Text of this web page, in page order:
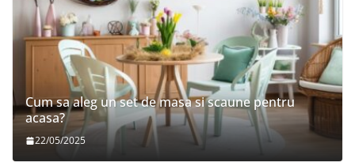
Cum sa aleg un set de masa si scaune pentru
acasa?
22/05/2025